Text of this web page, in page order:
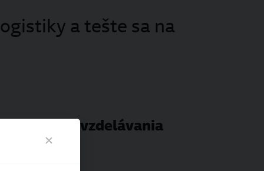
a tešte sa na
vzdelávania